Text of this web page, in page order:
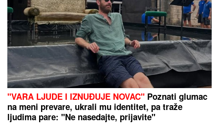
"VARA LJUDE I IZNUĐUJE NOVAC" Poznati glumac
na meni prevare, ukrali mu identitet, pa traže
ljudima pare: "Ne nasedajte, prijavite"